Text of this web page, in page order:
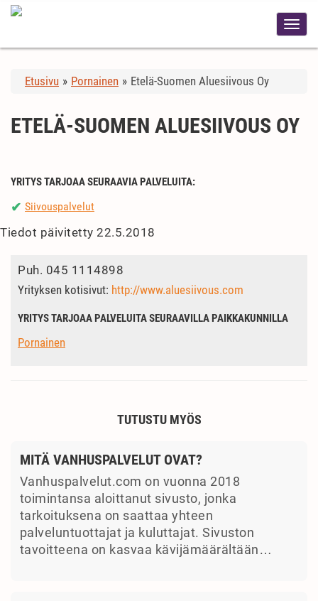
Etusivu » Pornainen » Etelä-Suomen Aluesiivous Oy
ETELÄ-SUOMEN ALUESIIVOUS OY
YRITYS TARJOAA SEURAAVIA PALVELUITA:
✔ Siivouspalvelut
Tiedot päivitetty 22.5.2018
Puh. 045 1114898
Yrityksen kotisivut: http://www.aluesiivous.com
YRITYS TARJOAA PALVELUITA SEURAAVILLA PAIKKAKUNNILLA
Pornainen
TUTUSTU MYÖS
MITÄ VANHUSPALVELUT OVAT?
Vanhuspalvelut.com on vuonna 2018
toimintansa aloittanut sivusto, jonka
tarkoituksena on saattaa yhteen
palveluntuottajat ja kuluttajat. Sivuston
tavoitteena on kasvaa kävijämäärältään…